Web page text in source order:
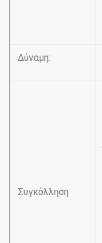
Δύναμη:
Συγκόλληση